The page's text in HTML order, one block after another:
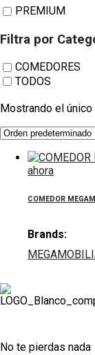
MYA
PREMIUM
Filtra por
COMEDORES
TODOS
Mostrando el
ahora
COMEDOR
Brands:
No te pierdas nada